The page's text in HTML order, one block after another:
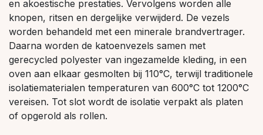
en akoestische prestaties. Vervolgens worden alle
knopen, ritsen en dergelijke verwijderd. De vezels
worden behandeld met een minerale brandvertrager.
Daarna worden de katoenvezels samen met
gerecycled polyester van ingezamelde kleding, in een
oven aan elkaar gesmolten bij 110°C, terwijl traditionele
isolatiematerialen temperaturen van 600°C tot 1200°C
vereisen. Tot slot wordt de isolatie verpakt als platen
of opgerold als rollen.